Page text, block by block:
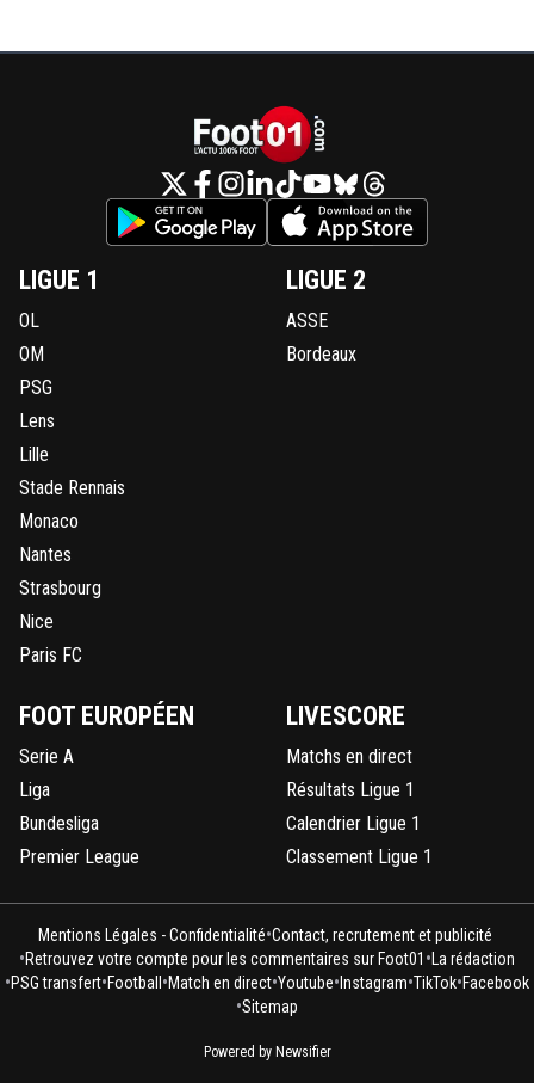
LIGUE 1
OL
OM
PSG
Lens
Lille
Stade Rennais
Monaco
Nantes
Strasbourg
Nice
Paris FC
LIGUE 2
ASSE
Bordeaux
FOOT EUROPÉEN
Serie A
Liga
Bundesliga
Premier League
LIVESCORE
Matchs en direct
Résultats Ligue 1
Calendrier Ligue 1
Classement Ligue 1
Mentions Légales - Confidentialité•Contact, recrutement et publicité
•Retrouvez votre compte pour les commentaires sur Foot01 • La rédaction
•PSG transfert•Football •Match en direct•Youtube• Instagram•TikTok•Facebook
•Sitemap
Powered by Newsifier